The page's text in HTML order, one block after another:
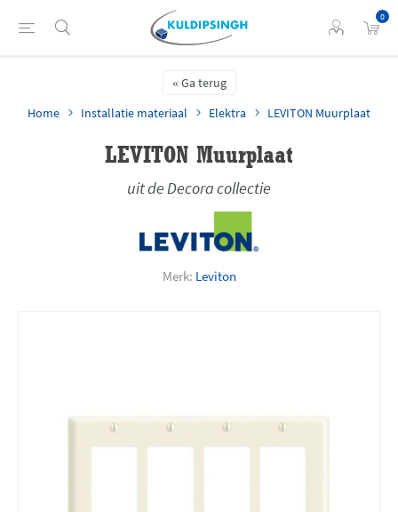
0
Ga terug
Home
Installatie materiaal Elektra LEVITON Muurplaat
LEVITON Muurplaat
uit de Decora collectie
Merk: Leviton